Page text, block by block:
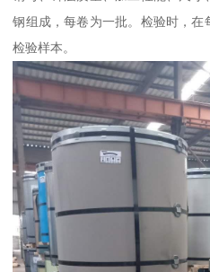
钢组成，每卷为一批。检验时，
检验样本。